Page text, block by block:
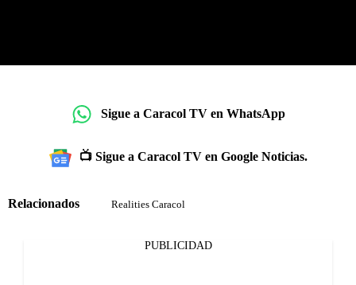
Sigue a Caracol TV en WhatsApp
📺 Sigue a Caracol TV en Google Noticias.
Relacionados Realities Caracol
PUBLICIDAD